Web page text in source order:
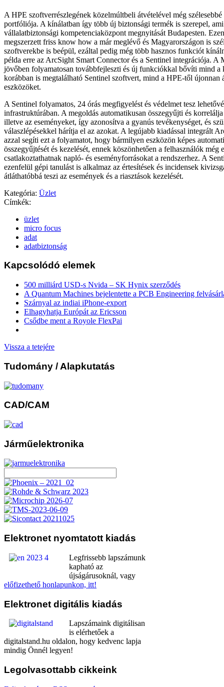
A HPE szoftverrészlegének közelmúltbeli átvételével még
portfóliója. A kínálatban így több új biztonsági termék is szerepel,
vállalatbiztonsági kompetenciaközpont megnyitását Budapesten.
megszerzett friss know how a már meglévő és Magyarországon is
szoftverekbe is beépül, ezáltal pedig még több hasznos funkciót
példa erre az ArcSight Smart Connector és a Sentinel integrációja. A
jövőben folyamatosan továbbfejleszti és új funkciókkal bővíti mind a
korábban is megtalálható Sentinel szoftvert, mind a HPE-től újonnan
eszközöket.
A Sentinel folyamatos, 24 órás megfigyelést és védelmet tesz
infrastruktúrában. A megoldás automatikusan összegyűjti és
illetve az eseményeket, így azonosítva a gyanús tevékenységet, és
válaszlépésekkel hárítja el az azokat. A legújabb kiadással integrált
azzal segíti ezt a folyamatot, hogy bármilyen eszközön képes
összegyűjtését és kezelését, ennek köszönhetően a felhasználók még
csatlakoztathatnak napló- és eseményforrásokat a rendszerhez. A
ezenfelül gépi tanulást is alkalmaz az értesítések és incidensek
átláthatóbbá teszi az események és a riasztások kezelését.
Kategória: Üzlet
Címkék:
üzlet
micro focus
adat
adatbiztonság
Kapcsolódó elemek
500 milliárd USD-s Nvida – SK Hynix szerződés
A Quantum Machines bejelentette a PCB Engineering
Szárnyal az indiai iPhone-export
Elhagyhatja Európát az Ericsson
Csődbe ment a Royole FlexPai
Vissza a tetejére
Tudomány / Alapkutatás
CAD/CAM
Járműelektronika
Elektronet nyomtatott kiadás
Legfrissebb lapszámunk
kapható az
újságárusoknál, vagy
előfizethető honlapunkon, itt!
Elektronet digitális kiadás
Lapszámaink digitálisan
is elérhetőek a
digitalstand.hu oldalon, hogy kedvenc lapja
mindig Önnél legyen!
Legolvasottabb cikkeink